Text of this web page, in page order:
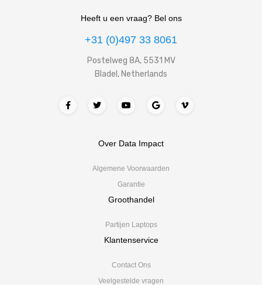
Heeft u een vraag? Bel ons
+31 (0)497 33 8061
Postelweg 8A, 5531 MV
Bladel, Netherlands
Over Data Impact
Algemene Voorwaarden
Garantie
Groothandel
Partijen Laptops
Klantenservice
Contact Ons
Veelgestelde vragen